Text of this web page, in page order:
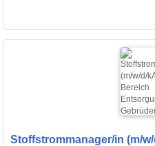
Stoffstrommanager/in (m/